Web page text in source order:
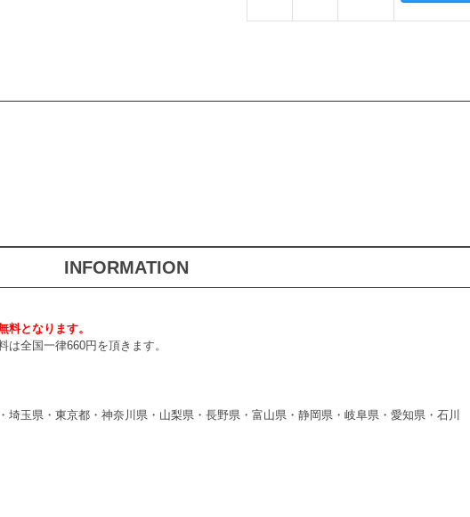
INFORMATION
料となります。
全国一律660円を頂きます。
玉県・東京都・神奈川県・山梨県・長野県・富山県・静岡県・岐阜県・愛知県・石川